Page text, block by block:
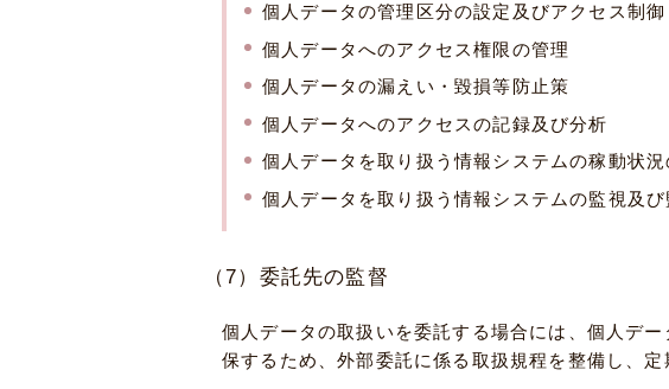
個人データの管理区分の設定及びアクセス制御
個人データへのアクセス権限の管理
個人データの漏えい・毀損等防止策
個人データへのアクセスの記録及び分析
個人データを取り扱う情報システムの稼動状
個人データを取り扱う情報システムの監視及び
（7）委託先の監督
個人データの取扱いを委託する場合には、個人デ
保するため、外部委託に係る取扱規程を整備し、定